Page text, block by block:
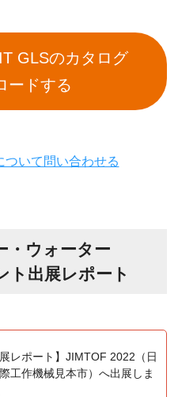
GLSのカタログ
ードする
ついて問い合わせる
・ウォーター
ト出展レポート
展レポート】JIMTOF 2022（日
工作機械見本市）へ出展しま